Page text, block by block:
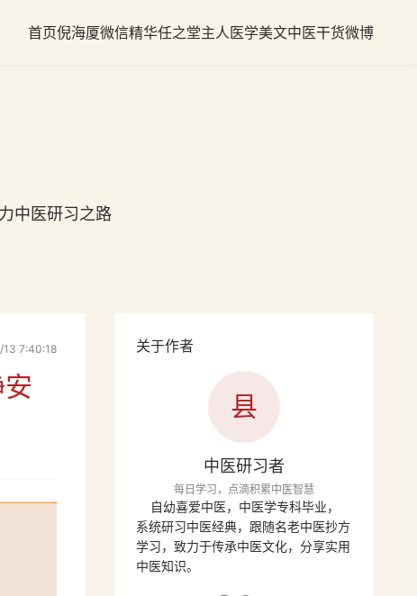
首页倪海厦微信精华任之堂主人医学美文中医干货微博
中医研习之路
13 7:40:18 关于作者
县
中医研习者
每日学习，点滴积累中医智慧
自幼喜爱中医，中医学专科毕业，
系统研习中医经典，跟随名老中医抄方
学习，致力于传承中医文化，分享实用
中医知识。